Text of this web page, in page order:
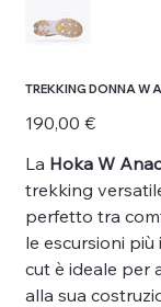
TREKKING DONNA W
Prezzo
190,00 €
La Hoka W
trekking
perfetto tra
le escursioni
cut è ideale per
alla sua